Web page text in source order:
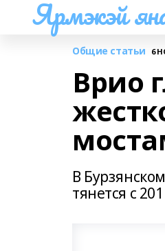
Ярмэкэй
Общие статьи 6
Врио
В
тянется с